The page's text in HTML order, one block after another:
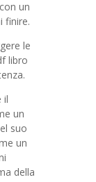
un
finire.
le
libro
il
un
suo
un
della